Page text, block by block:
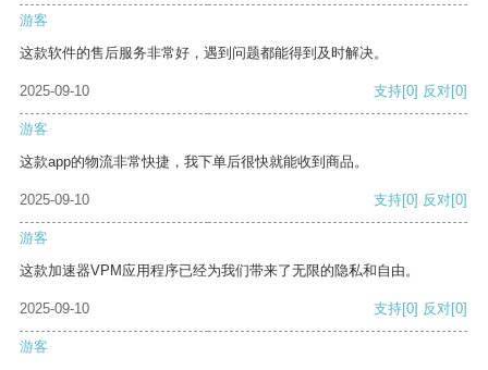
游客
这款软件的售后服务非常好，遇到问题都能得到及时解决。
2025-09-10 支持[0] 反对[0]
游客
这款app的物流非常快捷，我下单后很快就能收到商品。
2025-09-10 支持[0] 反对[0]
游客
这款加速器VPM应用程序已经为我们带来了无限的隐私和自由。
2025-09-10 支持[0] 反对[0]
游客